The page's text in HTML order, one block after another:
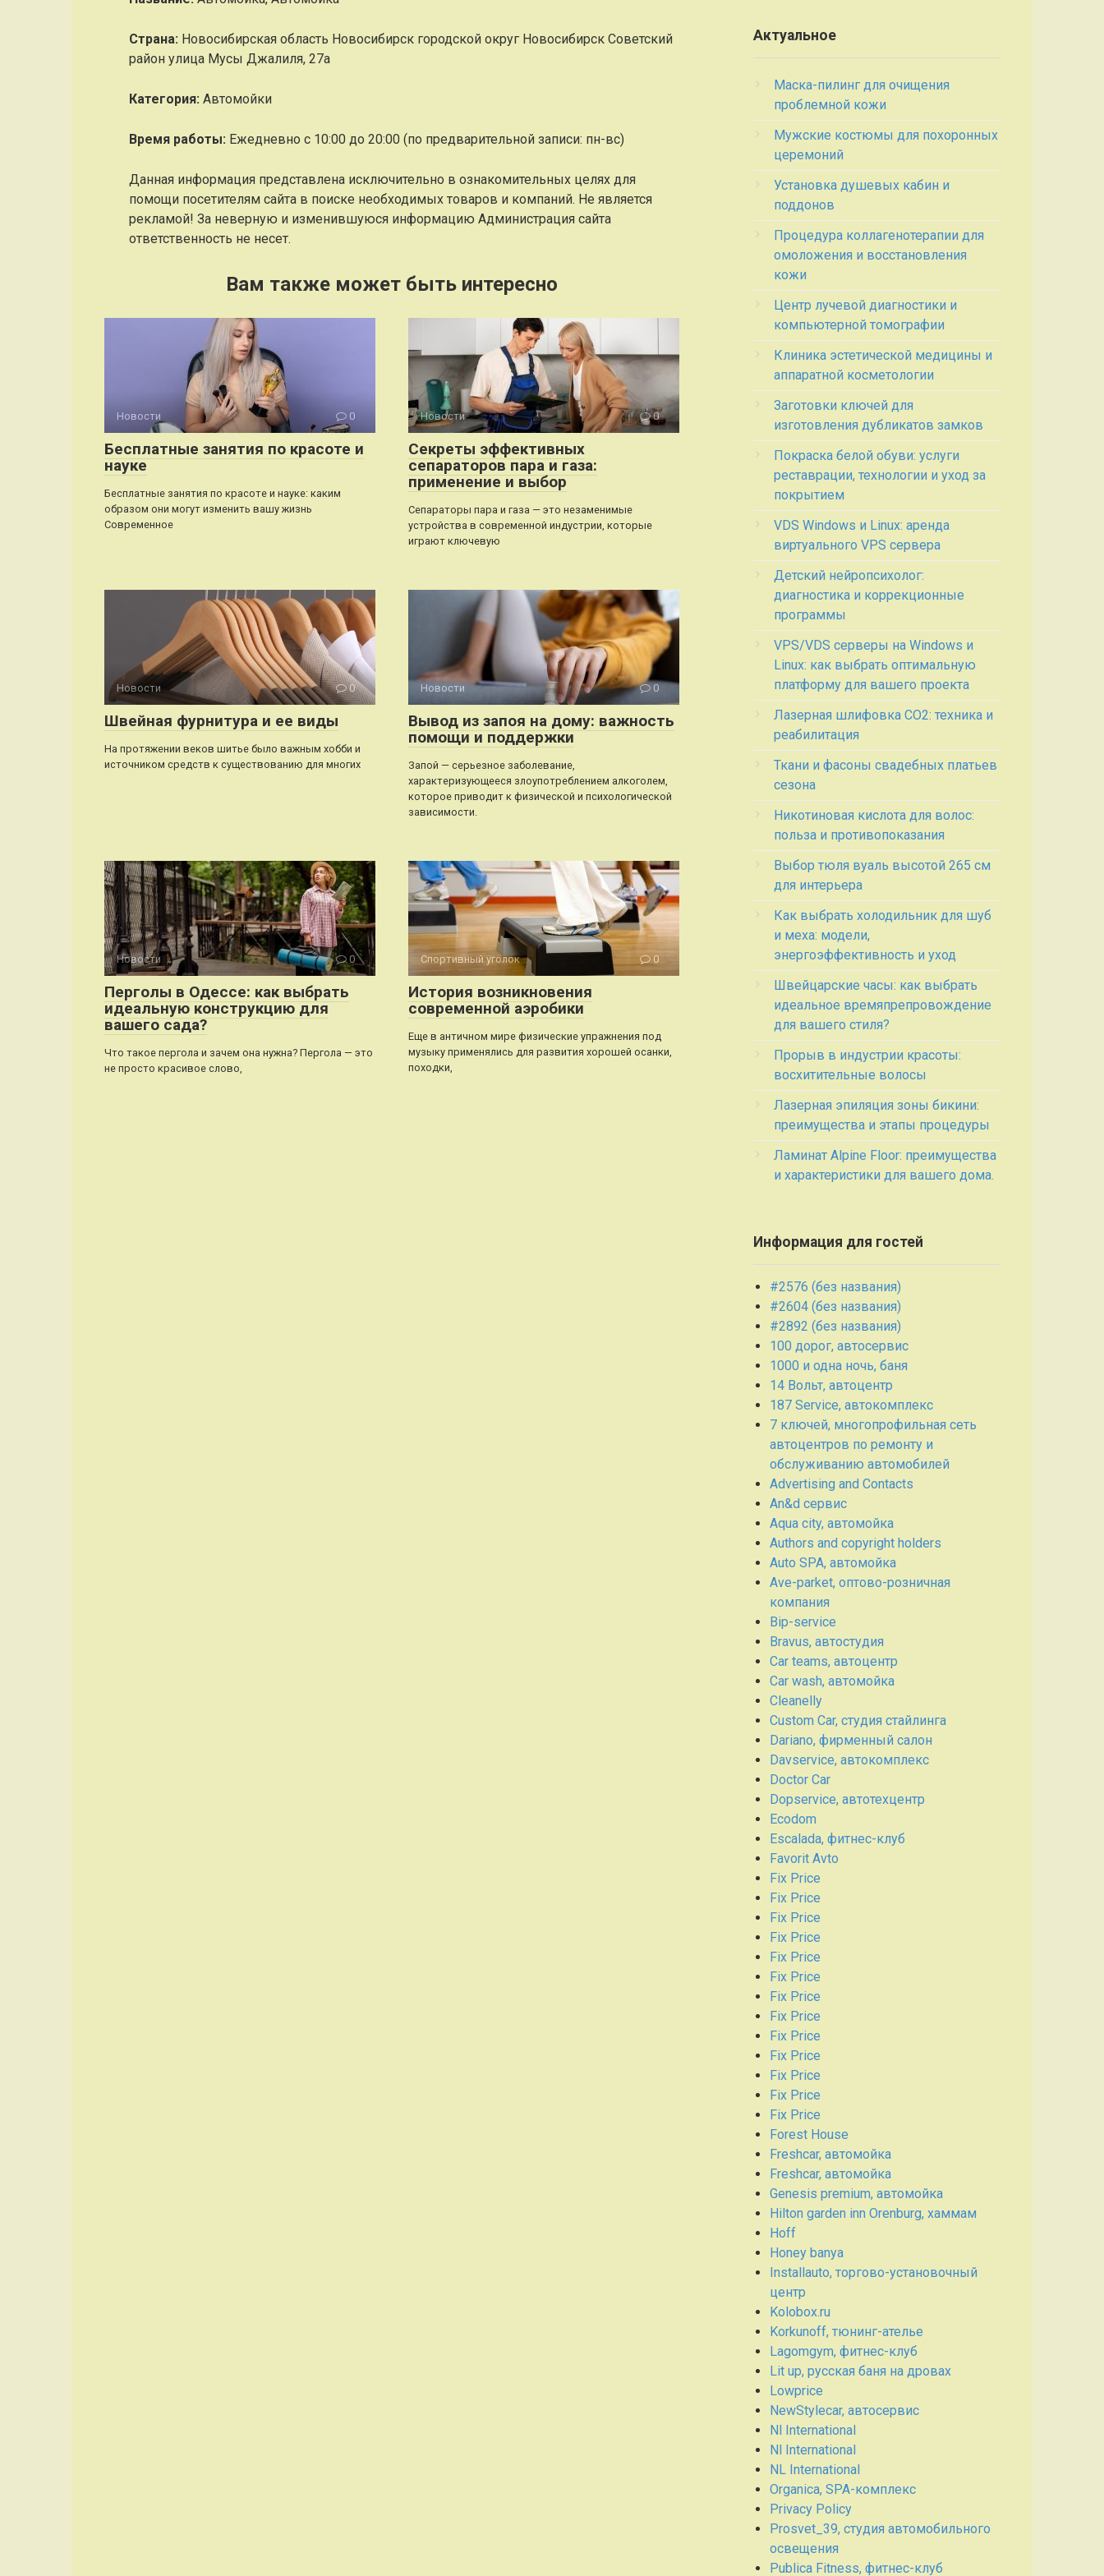
Страна: Новосибирская область Новосибирск городской округ Новосибирск Советский
район улица Мусы Джалиля, 27а
Категория: Автомойки
Время работы: Ежедневно с 10:00 до 20:00 (по предварительной записи: пн-вс)
Данная информация представлена исключительно в ознакомительных целях для
помощи посетителям сайта в поиске необходимых товаров и компаний. Не является
рекламой! За неверную и изменившуюся информацию Администрация сайта
ответственность не несет.
Вам также может быть интересно
Новости 0
Бесплатные занятия по красоте и
науке
Бесплатные занятия по красоте и науке: каким
образом они могут изменить вашу жизнь
Современное
Новости 0
Секреты эффективных
сепараторов пара и газа:
применение и выбор
Сепараторы пара и газа — это незаменимые
устройства в современной индустрии, которые
играют ключевую
Новости 0
Швейная фурнитура и ее виды
На протяжении веков шитье было важным хобби и
источником средств к существованию для многих
Новости 0
Вывод из запоя на дому: важность
помощи и поддержки
Запой — серьезное заболевание,
характеризующееся злоупотреблением алкоголем,
которое приводит к физической и психологической
зависимости.
Новости 0
Перголы в Одессе: как выбрать
идеальную конструкцию для
вашего сада?
Что такое пергола и зачем она нужна? Пергола — это
не просто красивое слово,
Спортивный уголок 0
История возникновения
современной аэробики
Еще в античном мире физические упражнения под
музыку применялись для развития хорошей осанки,
походки,
Актуальное
Маска-пилинг для очищения
проблемной кожи
Мужские костюмы для похоронных
церемоний
Установка душевых кабин и
поддонов
Процедура коллагенотерапии для
омоложения и восстановления
кожи
Центр лучевой диагностики и
компьютерной томографии
Клиника эстетической медицины и
аппаратной косметологии
Заготовки ключей для
изготовления дубликатов замков
Покраска белой обуви: услуги
реставрации, технологии и уход за
покрытием
VDS Windows и Linux: аренда
виртуального VPS сервера
Детский нейропсихолог:
диагностика и коррекционные
программы
VPS/VDS серверы на Windows и
Linux: как выбрать оптимальную
платформу для вашего проекта
Лазерная шлифовка СО2: техника и
реабилитация
Ткани и фасоны свадебных платьев
сезона
Никотиновая кислота для волос:
польза и противопоказания
Выбор тюля вуаль высотой 265 см
для интерьера
Как выбрать холодильник для шуб
и меха: модели,
энергоэффективность и уход
Швейцарские часы: как выбрать
идеальное времяпрепровождение
для вашего стиля?
Прорыв в индустрии красоты:
восхитительные волосы
Лазерная эпиляция зоны бикини:
преимущества и этапы процедуры
Ламинат Alpine Floor: преимущества
и характеристики для вашего дома.
Информация для гостей
#2576 (без названия)
#2604 (без названия)
#2892 (без названия)
100 дорог, автосервис
1000 и одна ночь, баня
14 Вольт, автоцентр
187 Service, автокомплекс
7 ключей, многопрофильная сеть
автоцентров по ремонту и
обслуживанию автомобилей
Advertising and Contacts
An&d сервис
Aqua city, автомойка
Authors and copyright holders
Auto SPA, автомойка
Ave-parket, оптово-розничная
компания
Bip-service
Bravus, автостудия
Car teams, автоцентр
Car wash, автомойка
Cleanelly
Custom Car, студия стайлинга
Dariano, фирменный салон
Davservice, автокомплекс
Doctor Car
Dopservice, автотехцентр
Ecodom
Escalada, фитнес-клуб
Favorit Avto
Fix Price
Fix Price
Fix Price
Fix Price
Fix Price
Fix Price
Fix Price
Fix Price
Fix Price
Fix Price
Fix Price
Fix Price
Fix Price
Forest House
Freshcar, автомойка
Freshcar, автомойка
Genesis premium, автомойка
Hilton garden inn Orenburg, хаммам
Hoff
Honey banya
Installauto, торгово-установочный
центр
Kolobox.ru
Korkunoff, тюнинг-ателье
Lagomgym, фитнес-клуб
Lit up, русская баня на дровах
Lowprice
NewStylecar, автосервис
Nl International
Nl International
NL International
Organica, SPA-комплекс
Privacy Policy
Prosvet_39, студия автомобильного
освещения
Publica Fitness, фитнес-клуб